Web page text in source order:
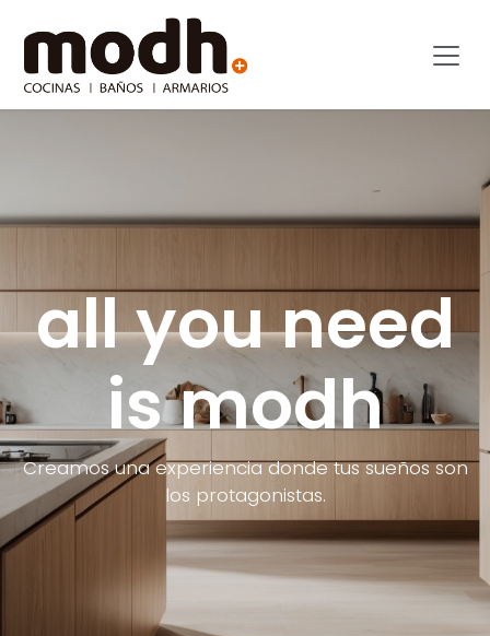
all you need
is modh
Creamos una experiencia donde tus sueños son
los protagonistas.